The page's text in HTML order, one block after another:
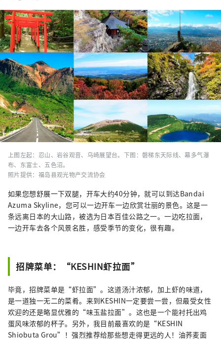
上图左起：忍山、岩谷观音、乌崎展望台。下图：磐梯东天际线、幕多气瀑
布、东富士、五色沼。
照片提供：福岛县观光物产交流协会
如果您想舒展一下双腿，开车大约40分钟，就可以到达Bandai
Azuma Skyline，您可以一边开车一边欣赏壮丽的景色。这是一
条远离日本的大山路，被选为日本百佳公路之一。一边吃拉面，
一边开车去各个风景名胜，感受季节的变化，很有趣。
招牌菜单：“KESHIN虾拉面”
毕竟，招牌菜单是“虾拉面”。这道汤汁浓郁，加上虾的味道，
是一道独一无二的菜肴。来到KESHIN一定要尝一尝，但最受女性
欢迎的还是略显优雅的“味玉盐拉面”。这也是一个能衬托出鸡
蛋风味浓郁的杯子。另外，我目前最喜欢的是“KESHIN
Shiobuta Grou”！强烈推荐给那些想走得更远的人！油荞麦面